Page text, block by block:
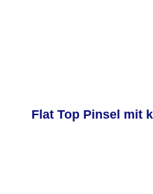
Flat Top Pinsel mit